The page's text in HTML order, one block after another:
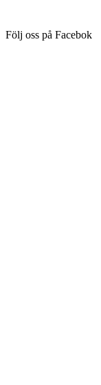
Följ oss på Facebok